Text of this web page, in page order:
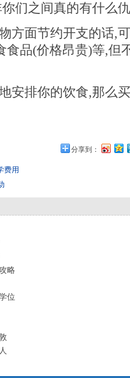
们之间真的有什么
方面节约开支的话,
食品(价格昂贵)等,但
安排你的饮食,那么
分享到：
费用
略
位